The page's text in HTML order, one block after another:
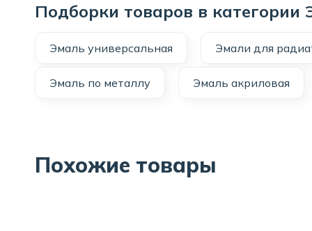
Подборки товаров в категории
Эмаль универсальная Эмали для
Эмаль по металлу Эмаль акриловая
Похожие товары